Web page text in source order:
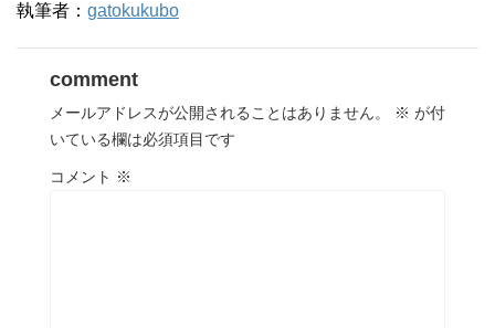
執筆者： gatokukubo
comment
メールアドレスが公開されることはありません。 ※ が付
いている欄は必須項目です
コメント ※